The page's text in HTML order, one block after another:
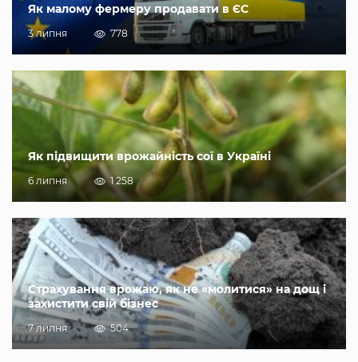
Як малому фермеру продавати в ЄС
3 липня 778
Як підвищити врожайність сої в Україні
6 липня 1 258
Страхування врожаю, як не «молитися» на дощ і
захистити свій бізнес
7 липня 504